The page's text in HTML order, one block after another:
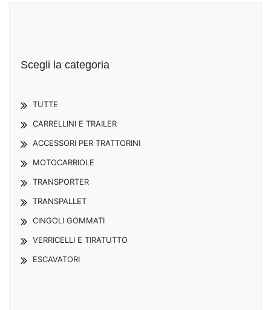
Scegli la categoria
TUTTE
CARRELLINI E TRAILER
ACCESSORI PER TRATTORINI
MOTOCARRIOLE
TRANSPORTER
TRANSPALLET
CINGOLI GOMMATI
VERRICELLI E TIRATUTTO
ESCAVATORI